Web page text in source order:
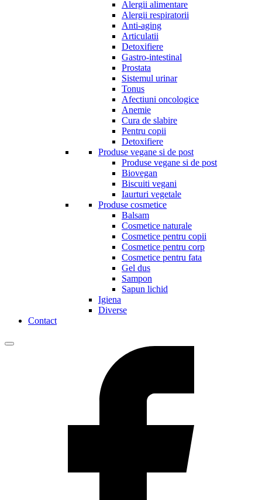
Alergii alimentare
Alergii respiratorii
Anti-aging
Articulatii
Detoxifiere
Gastro-intestinal
Prostata
Sistemul urinar
Tonus
Afectiuni oncologice
Anemie
Cura de slabire
Pentru copii
Detoxifiere
Produse vegane si de post
Produse vegane si de post
Biovegan
Biscuiti vegani
Iaurturi vegetale
Produse cosmetice
Balsam
Cosmetice naturale
Cosmetice pentru copii
Cosmetice pentru corp
Cosmetice pentru fata
Gel dus
Sampon
Sapun lichid
Igiena
Diverse
Contact